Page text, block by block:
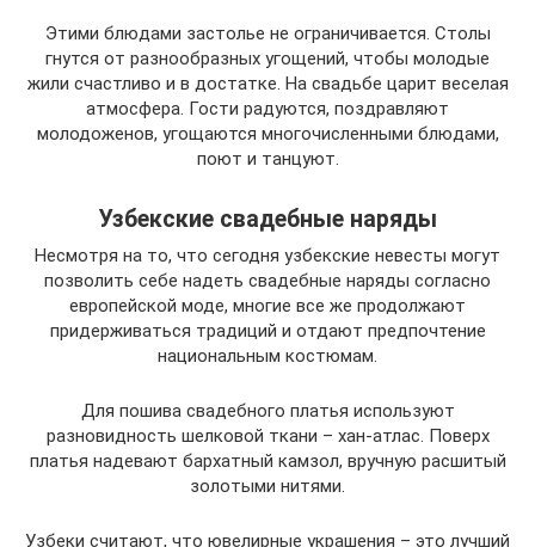
Этими блюдами застолье не ограничивается. Столы
гнутся от разнообразных угощений, чтобы молодые
жили счастливо и в достатке. На свадьбе царит веселая
атмосфера. Гости радуются, поздравляют
молодоженов, угощаются многочисленными блюдами,
поют и танцуют.
Узбекские свадебные наряды
Несмотря на то, что сегодня узбекские невесты могут
позволить себе надеть свадебные наряды согласно
европейской моде, многие все же продолжают
придерживаться традиций и отдают предпочтение
национальным костюмам.
Для пошива свадебного платья используют
разновидность шелковой ткани – хан-атлас. Поверх
платья надевают бархатный камзол, вручную расшитый
золотыми нитями.
Узбеки считают, что ювелирные украшения – это лучший